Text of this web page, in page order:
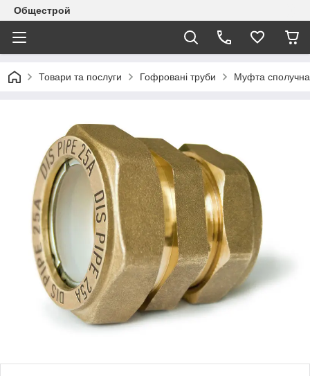
Общестрой
Товари та послуги Гофровані труби Муфта